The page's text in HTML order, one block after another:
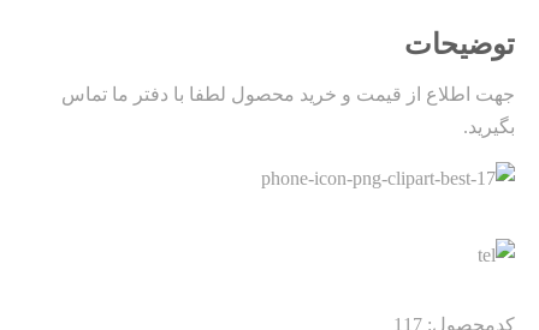
توضیحات
جهت اطلاع از قیمت و خرید محصول لطفا با دفتر ما تماس
بگیرید.
کدمحصول: 117